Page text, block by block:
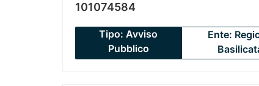
101074584
Tipo: Avviso
Pubblico
Ente: